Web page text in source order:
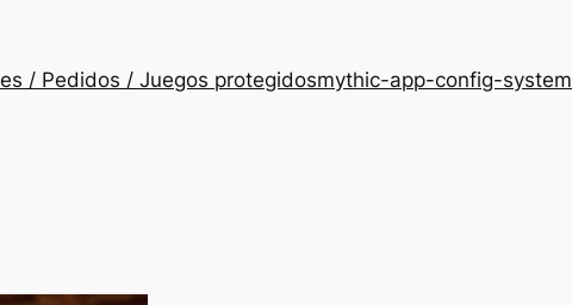
/ Pedidos / Juegos protegidosmythic-app-config-system